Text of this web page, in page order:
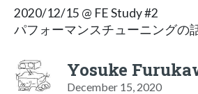
2020/12/15 @ FE Study #2
パフォーマンスチューニングの
Yosuke
December 15, 2020